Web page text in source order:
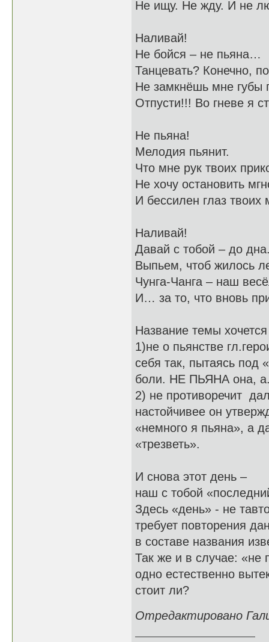
Не ищу. Не жду. И не
Наливай!
Не бойся – не пьяна…
Танцевать? Конечно,
Не замкнёшь мне губы
Отпусти!!! Во гневе я
Не пьяна!
Мелодия пьянит.
Что мне рук твоих
Не хочу остановить
И бессилен глаз твоих
Наливай!
Давай с тобой – до
Выпьем, чтоб жилось
Чунга-Чанга – наш
И… за то, что вновь
Название темы
1)не о пьянстве
себя так, пытаясь под
боли. НЕ ПЬЯНА она,
2) не противоречит
настойчивее он
«немного я пьяна», а
«трезветь».
И снова этот день –
наш с тобой
Здесь «день» - не
требует повторения
в составе названия
Так же и в случае: «не
одно естественно
стоит ли?
Отредактировано